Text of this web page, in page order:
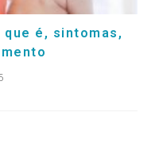
é, sintomas,